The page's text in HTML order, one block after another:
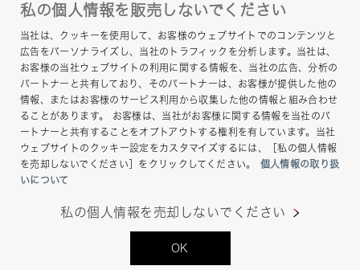
このサイトについて
ヘルプ
サイトマップ
Copyright © Hamamatsu Photonics K.K. and its
affiliates. All Rights Reserved.
私の個人情報を販売しないでください
当社は、クッキーを使用して、お客様のウェブサイトでのコンテンツと
広告をパーソナライズし、当社のトラフィックを分析します。当社は、
お客様の当社ウェブサイトの利用に関する情報を、当社の広告、分析の
パートナーと共有しており、そのパートナーは、お客様が提供した他の
情報、またはお客様のサービス利用から収集した他の情報と組み合わせ
ることがあります。 お客様は、当社がお客様に関する情報を当社のパ
ートナーと共有することをオプトアウトする権利を有しています。当社
ウェブサイトのクッキー設定をカスタマイズするには、［私の個人情報
を売却しないでください］をクリックしてください。
個人情報の取り扱
いについて
私の個人情報を売却しないでください
OK